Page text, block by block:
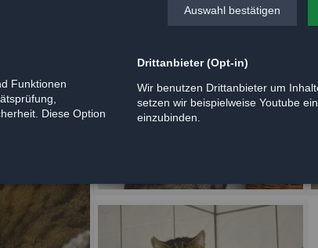
Auswahl bestätigen
Funktionen
Diese Option
Drittanbieter (Opt-in)
Wir benutzen Drittanbieter um
setzen wir beispielweise Youtube
einzubinden.